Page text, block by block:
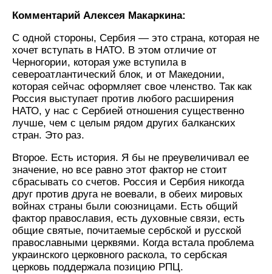
Комментарий Алексея Макаркина:
С одной стороны, Сербия — это страна, которая не
хочет вступать в НАТО. В этом отличие от
Черногории, которая уже вступила в
североатлантический блок, и от Македонии,
которая сейчас оформляет свое членство. Так как
Россия выступает против любого расширения
НАТО, у нас с Сербией отношения существенно
лучше, чем с целым рядом других балканских
стран. Это раз.
Второе. Есть история. Я бы не преувеличивал ее
значение, но все равно этот фактор не стоит
сбрасывать со счетов. Россия и Сербия никогда
друг против друга не воевали, в обеих мировых
войнах страны были союзницами. Есть общий
фактор православия, есть духовные связи, есть
общие святые, почитаемые сербской и русской
православными церквями. Когда встала проблема
украинского церковного раскола, то сербская
церковь поддержала позицию РПЦ.